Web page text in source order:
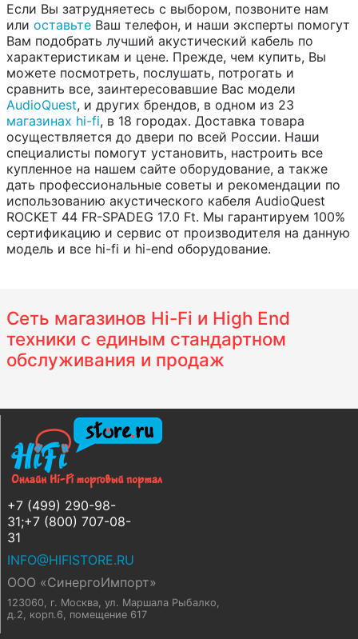
Если Вы затрудняетесь с выбором, позвоните нам
или оставьте Ваш телефон, и наши эксперты помогут
Вам подобрать лучший акустический кабель по
характеристикам и цене. Прежде, чем купить, Вы
можете посмотреть, послушать, потрогать и
сравнить все, заинтересовавшие Вас модели
AudioQuest, и других брендов, в одном из 23
магазинах hi-fi, в 18 городах. Доставка товара
осуществляется до двери по всей России. Наши
специалисты помогут установить, настроить все
купленное на нашем сайте оборудование, а также
дать профессиональные советы и рекомендации по
использованию акустического кабеля AudioQuest
ROCKET 44 FR-SPADEG 17.0 Ft. Мы гарантируем 100%
сертификацию и сервис от производителя на данную
модель и все hi-fi и hi-end оборудование.
Сеть магазинов Hi-Fi и High End
техники с единым стандартном
обслуживания и продаж
+7 (499) 290-98-
31;+7 (800) 707-08-
31
INFO@HIFISTORE.RU
ООО «СинергоИмпорт»
123060, г. Москва, ул. Маршала Рыбалко,
д.2, корп.6, помещение 617